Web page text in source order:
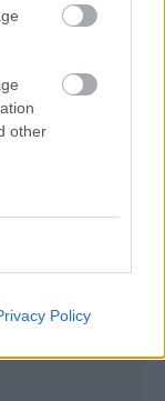
other
Policy
ταξιδιώτες.
το
στον
ομορφιά.